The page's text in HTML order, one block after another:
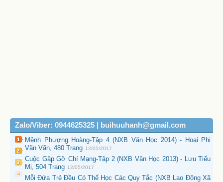
Zalo/Viber: 0944625325 | buihuuhanh@gmail.com
Mệnh Phượng Hoàng-Tập 4 (NXB Văn Học 2014) - Hoại Phi
Vãn Vãn, 480 Trang 12/05/2017
Cuộc Gặp Gỡ Chí Mạng-Tập 2 (NXB Văn Học 2013) - Lưu Tiểu
Mị, 504 Trang 12/05/2017
Mỗi Đứa Trẻ Đều Có Thể Học Các Quy Tắc (NXB Lao Động Xã